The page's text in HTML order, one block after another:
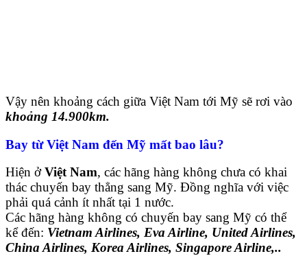
Vậy nên khoảng cách giữa Việt Nam tới Mỹ sẽ rơi vào
khoảng 14.900km.
Bay từ Việt Nam đến Mỹ mất bao lâu?
Hiện ởViệt Nam, các hãng hàng không chưa có khai
thác chuyến bay thẳng sang Mỹ. Đồng nghĩa với việc
phải quá cảnh ít nhất tại 1 nước.
Các hãng hàng không có chuyến bay sang Mỹ có thể
kể đến: Vietnam Airlines, Eva Airline, United Airlines,
China Airlines, Korea Airlines, Singapore Airline,..